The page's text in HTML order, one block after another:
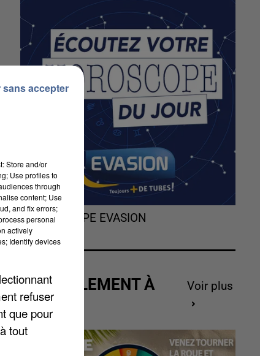
L'HOROSCOPE EVASION
ACTUELLEMENT À
GAGNER
Voir plus
Store and/or
Use profiles to
through
content; Use
and fix errors;
personal
actively
Identify devices
refuser
que pour
tout
accepter